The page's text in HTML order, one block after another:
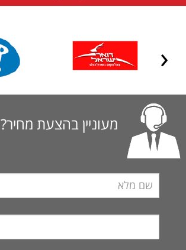
מעוניין בהצעת מחיר?